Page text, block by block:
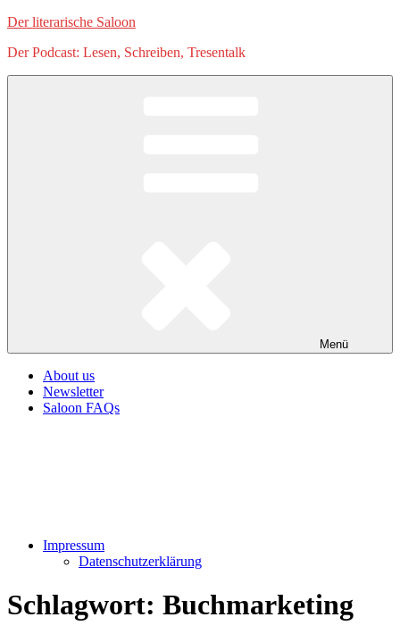
Zum
springen
Der literarische Saloon
Der Podcast: Lesen, Schreiben, Tresentalk
Menü
About us
Newsletter
Saloon FAQs
Impressum
Datenschutzerklärung
Schlagwort: Buchmarketing